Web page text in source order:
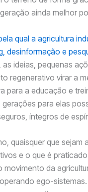
ainda melhor
qual a agricultura
desinformação e
as ideias, pequenas
regenerativo virar a
para a educação e
gerações para elas
íntegros de
quaisquer que
e o que é
movimento da
ego-